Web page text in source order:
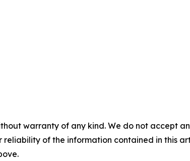
warranty of any kind. We do not accept
reliability of the information contained in this